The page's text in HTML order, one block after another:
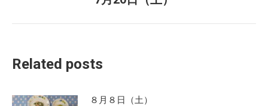
Related posts
８月８日（土）